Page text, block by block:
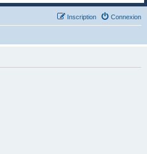
Connexion
Inscription